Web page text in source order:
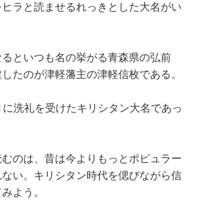
ラと読ませるれっきとした大名がい
といつも名の挙がる青森県の弘前
たのが津軽藩主の津軽信枚である。
洗礼を受けたキリシタン大名であっ
むのは、昔は今よりもっとポピュラー
い。キリシタン時代を偲びながら信
よう。